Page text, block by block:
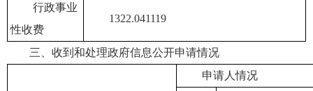
行政事业
性收费
1322.041119
三、收到和处理政府信息公开申请情况
申请人情况